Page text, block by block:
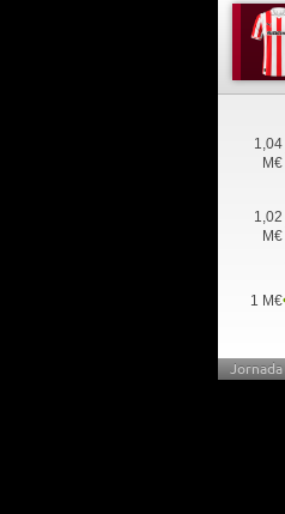
1 M€
1,02
M€
1,04
M€
Jornada